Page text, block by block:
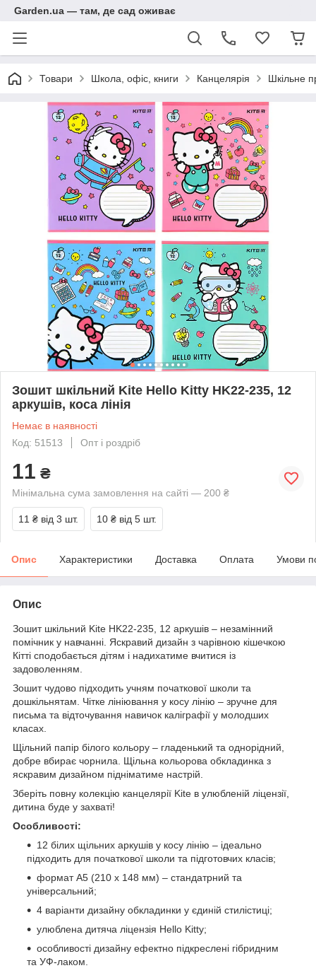
Garden.ua — там, де сад оживає
Товари Школа, офіс, книги Канцелярія Шкільне
Зошит шкільний Kite Hello Kitty HK22-235, 12
аркушів, коса лінія
Немає в наявності
Код: 51513
Опт і роздріб
11 ₴
Мінімальна сума замовлення на сайті — 200 ₴
11 ₴ від 3 шт. 10 ₴ від 5 шт.
Опис Характеристики Доставка Оплата Умови
Опис
Зошит шкільний Kite HK22-235, 12 аркушів – незамінний
помічник у навчанні. Яскравий дизайн з чарівною кішечкою
Кітті сподобається дітям і надихатиме вчитися із
задоволенням.
Зошит чудово підходить учням початкової школи та
дошкільнятам. Чітке лініювання у косу лінію – зручне для
письма та відточування навичок каліграфії у молодших
класах.
Щільний папір білого кольору – гладенький та однорідний,
добре вбирає чорнила. Щільна кольорова обкладинка з
яскравим дизайном підніматиме настрій.
Зберіть повну колекцію канцелярії Kite в улюбленій ліцензії,
дитина буде у захваті!
Особливості:
12 білих щільних аркушів у косу лінію – ідеально
підходить для початкової школи та підготовчих класів;
формат А5 (210 х 148 мм) – стандатрний та
універсальний;
4 варіанти дизайну обкладинки у єдиній стилістиці;
улюблена дитяча ліцензія Hello Kitty;
особливості дизайну ефектно підкреслені гібридним
та УФ-лаком.